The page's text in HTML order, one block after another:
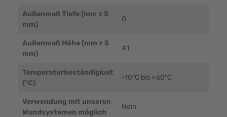
Außenmaß Tiefe (mm ± 5
mm)
0
Außenmaß Höhe (mm ± 5
mm)
41
Temperaturbeständigkeit
(°C)
-10°C bis +60°C
Verwendung mit unseren
Wandsystemen möglich
Nein